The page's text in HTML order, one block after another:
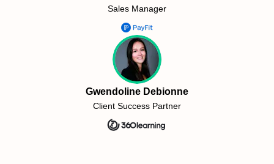
Sales Manager
Gwendoline Debionne
Client Success Partner